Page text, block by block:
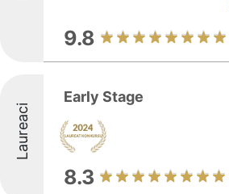
9.8
Laureaci
Early Stage
8.3